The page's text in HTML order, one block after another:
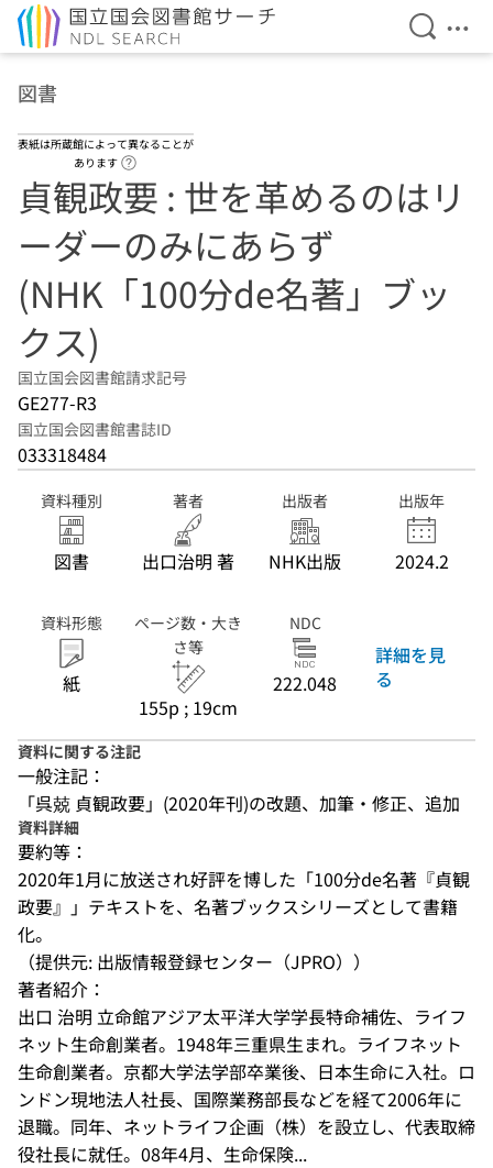
検索を
メ
図書
表紙は所蔵館によって異なることが
あります
貞観政要 : 世を革めるのはリ
ーダーのみにあらず
(NHK「100分de名著」ブッ
クス)
国立国会図書館請求記号
GE277-R3
国立国会図書館書誌ID
033318484
資料種別
図書
著者
出口治明 著
出版者
NHK出版
出版年
2024.2
資料形態
紙
ページ数・大き
さ等
155p ; 19cm
NDC
222.048
詳細を見
る
資料に関する注記
一般注記：
「呉兢 貞観政要」(2020年刊)の改題、加筆・修正、追加
資料詳細
要約等：
2020年1月に放送され好評を博した「100分de名著『貞観
政要』」テキストを、名著ブックスシリーズとして書籍
化。
（提供元: 出版情報登録センター（JPRO））
著者紹介：
出口 治明 立命館アジア太平洋大学学長特命補佐、ライフ
ネット生命創業者。1948年三重県生まれ。ライフネット
生命創業者。京都大学法学部卒業後、日本生命に入社。ロ
ンドン現地法人社長、国際業務部長などを経て2006年に
退職。同年、ネットライフ企画（株）を設立し、代表取締
役社長に就任。08年4月、生命保険...